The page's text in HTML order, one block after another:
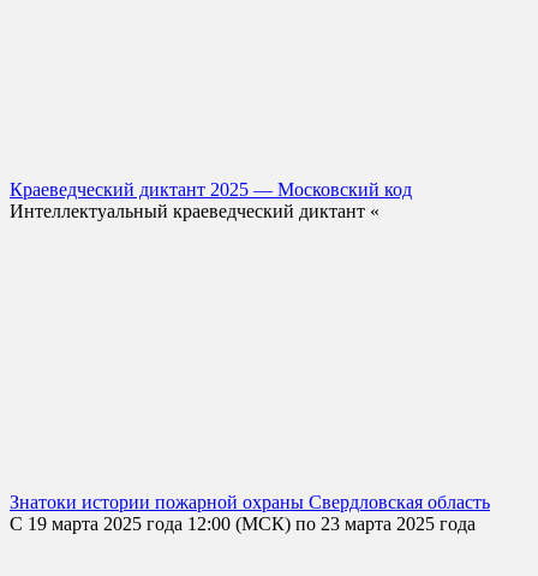
Краеведческий диктант 2025 — Московский код
Интеллектуальный краеведческий диктант «
Знатоки истории пожарной охраны Свердловская область
С 19 марта 2025 года 12:00 (МСК) по 23 марта 2025 года